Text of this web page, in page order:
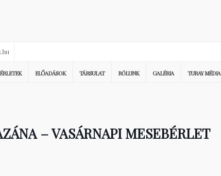
ELŐADÁSOK TÁRSULAT RÓLUNK GALÉRIA TURAY MÉDIA
– VASÁRNAPI MESEBÉRLET